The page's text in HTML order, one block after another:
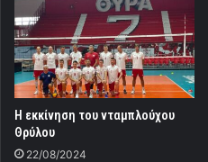
Η εκκίνηση του νταμπλούχου
Θρύλου
22/08/2024